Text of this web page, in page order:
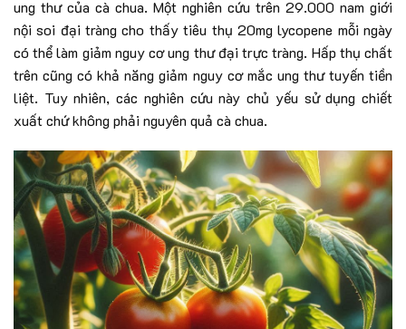
ung thư của cà chua. Một nghiên cứu trên 29.000 nam giới
nội soi đại tràng cho thấy tiêu thụ 20mg lycopene mỗi ngày
có thể làm giảm nguy cơ ung thư đại trực tràng. Hấp thụ chất
trên cũng có khả năng giảm nguy cơ mắc ung thư tuyến tiền
liệt. Tuy nhiên, các nghiên cứu này chủ yếu sử dụng chiết
xuất chứ không phải nguyên quả cà chua.